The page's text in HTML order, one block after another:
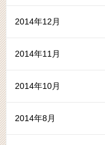
2014年12月
2014年11月
2014年10月
2014年8月